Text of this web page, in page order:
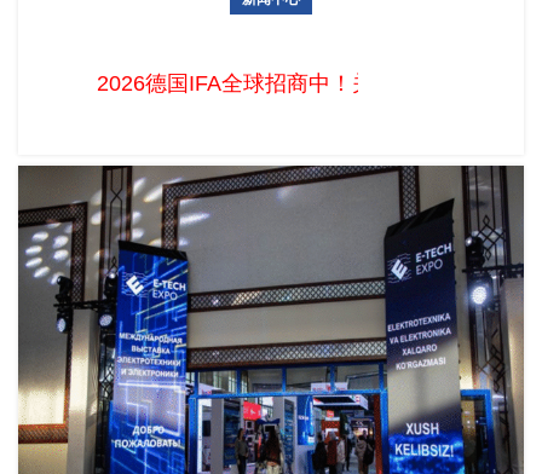
2026德国IFA全球招商中！关税壁垒下的中